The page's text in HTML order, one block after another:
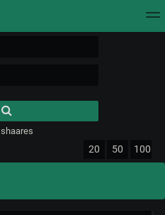
results.
shaares
20 50 100